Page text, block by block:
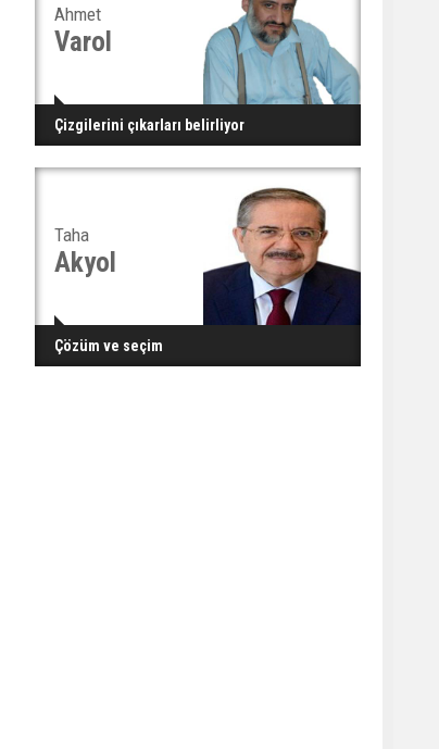
Ahmet
Varol
Çizgilerini çıkarları belirliyor
Taha
Akyol
Çözüm ve seçim